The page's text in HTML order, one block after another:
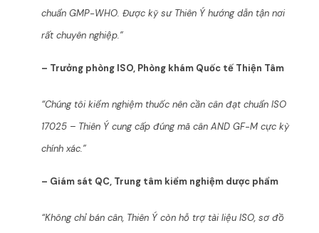
chuẩn GMP-WHO. Được kỹ sư Thiên Ý hướng dẫn tận nơi
rất chuyên nghiệp.”
– Trưởng phòng ISO, Phòng khám Quốc tế Thiện Tâm
“Chúng tôi kiểm nghiệm thuốc nên cần cân đạt chuẩn ISO
17025 – Thiên Ý cung cấp đúng mã cân AND GF-M cực kỳ
chính xác.”
– Giám sát QC, Trung tâm kiểm nghiệm dược phẩm
“Không chỉ bán cân, Thiên Ý còn hỗ trợ tài liệu ISO, sơ đồ